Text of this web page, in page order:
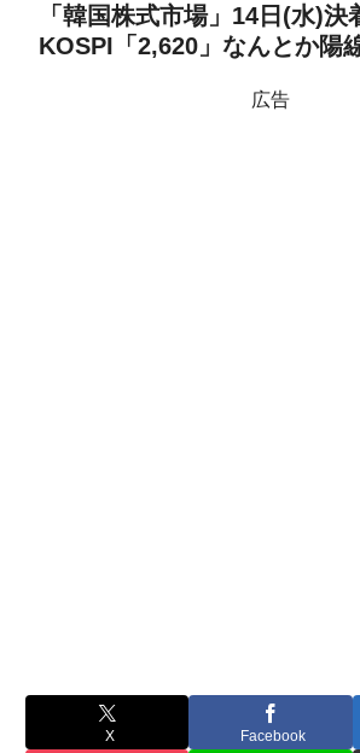
「韓国株式市場」14日(水)決
KOSPI「2,620」なんとか陽線
広告
X Facebook